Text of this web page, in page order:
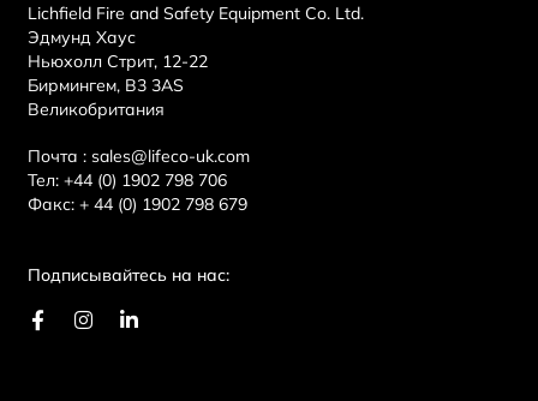
Lichfield Fire and Safety Equipment Co. Ltd.
Эдмунд Хаус
Ньюхолл Стрит, 12-22
Бирмингем, B3 3AS
Великобритания
Почта :sales@lifeco-uk.com
Тел: +44 (0) 1902 798 706
Факс:+ 44 (0) 1902 798 679
Подписывайтесь на нас:
F
a
И
н
L